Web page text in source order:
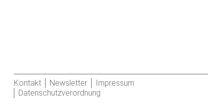
Kontakt Newsletter
Impressum
Datenschutzverordnung